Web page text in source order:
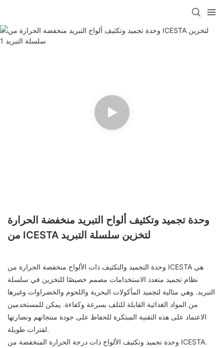
وحدة تجميد وتكثيف ألواح التبريد منخفضة الحرارة
من ICESTA لتخزين سلسلة التبريد
وحدة التجميد والتكثيف ذات الألواح منخفضة الحرارة من ICESTA هي
نظام تجميد متعدد الاستخدامات مصمم خصيصًا للتخزين في سلسلة
التبريد. وهي مثالية لتجميد المأكولات البحرية واللحوم والخضراوات وغيرها
من المواد الغذائية القابلة للتلف بسرعة وكفاءة. يمكن للمستخدمين
الاعتماد على هذه التقنية المبتكرة للحفاظ على جودة منتجاتهم ونضارتها
لفترات طويلة.
وحدة تجميد وتكثيف الألواح ذات درجة الحرارة المنخفضة من ICESTA.